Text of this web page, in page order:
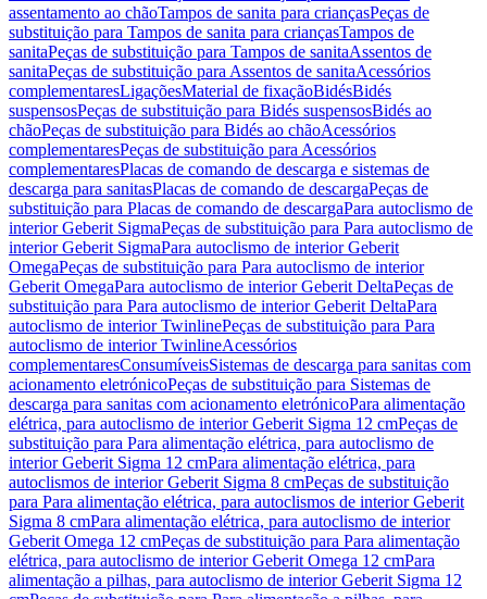
assentamento ao chãoTampos de sanita para criançasPeças de
substituição para Tampos de sanita para criançasTampos de
sanitaPeças de substituição para Tampos de sanitaAssentos de
sanitaPeças de substituição para Assentos de sanitaAcessórios
complementaresLigaçõesMaterial de fixaçãoBidésBidés
suspensosPeças de substituição para Bidés suspensosBidés ao
chãoPeças de substituição para Bidés ao chãoAcessórios
complementaresPeças de substituição para Acessórios
complementaresPlacas de comando de descarga e sistemas de
descarga para sanitasPlacas de comando de descargaPeças de
substituição para Placas de comando de descargaPara autoclismo de
interior Geberit SigmaPeças de substituição para Para autoclismo de
interior Geberit SigmaPara autoclismo de interior Geberit
OmegaPeças de substituição para Para autoclismo de interior
Geberit OmegaPara autoclismo de interior Geberit DeltaPeças de
substituição para Para autoclismo de interior Geberit DeltaPara
autoclismo de interior TwinlinePeças de substituição para Para
autoclismo de interior TwinlineAcessórios
complementaresConsumíveisSistemas de descarga para sanitas com
acionamento eletrónicoPeças de substituição para Sistemas de
descarga para sanitas com acionamento eletrónicoPara alimentação
elétrica, para autoclismo de interior Geberit Sigma 12 cmPeças de
substituição para Para alimentação elétrica, para autoclismo de
interior Geberit Sigma 12 cmPara alimentação elétrica, para
autoclismos de interior Geberit Sigma 8 cmPeças de substituição
para Para alimentação elétrica, para autoclismos de interior Geberit
Sigma 8 cmPara alimentação elétrica, para autoclismo de interior
Geberit Omega 12 cmPeças de substituição para Para alimentação
elétrica, para autoclismo de interior Geberit Omega 12 cmPara
alimentação a pilhas, para autoclismo de interior Geberit Sigma 12